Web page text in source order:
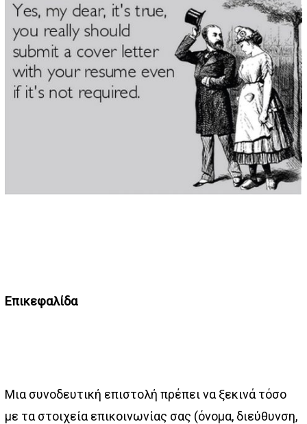
Επικεφαλίδα
Μια συνοδευτική επιστολή πρέπει να ξεκινά τόσο
με τα στοιχεία επικοινωνίας σας (όνομα, διεύθυνση,